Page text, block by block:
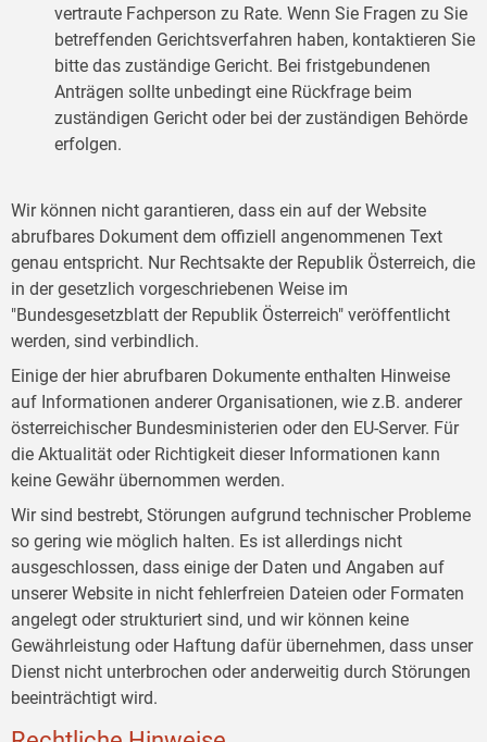
vertraute Fachperson zu Rate. Wenn Sie Fragen zu Sie
betreffenden Gerichtsverfahren haben, kontaktieren Sie
bitte das zuständige Gericht. Bei fristgebundenen
Anträgen sollte unbedingt eine Rückfrage beim
zuständigen Gericht oder bei der zuständigen Behörde
erfolgen.
Wir können nicht garantieren, dass ein auf der Website
abrufbares Dokument dem offiziell angenommenen Text
genau entspricht. Nur Rechtsakte der Republik Österreich, die
in der gesetzlich vorgeschriebenen Weise im
"Bundesgesetzblatt der Republik Österreich" veröffentlicht
werden, sind verbindlich.
Einige der hier abrufbaren Dokumente enthalten Hinweise
auf Informationen anderer Organisationen, wie z.B. anderer
österreichischer Bundesministerien oder den EU-Server. Für
die Aktualität oder Richtigkeit dieser Informationen kann
keine Gewähr übernommen werden.
Wir sind bestrebt, Störungen aufgrund technischer Probleme
so gering wie möglich halten. Es ist allerdings nicht
ausgeschlossen, dass einige der Daten und Angaben auf
unserer Website in nicht fehlerfreien Dateien oder Formaten
angelegt oder strukturiert sind, und wir können keine
Gewährleistung oder Haftung dafür übernehmen, dass unser
Dienst nicht unterbrochen oder anderweitig durch Störungen
beeinträchtigt wird.